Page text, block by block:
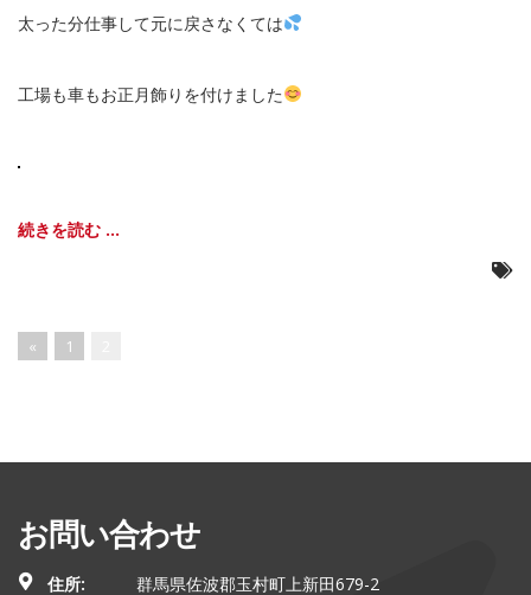
太った分仕事して元に戻さなくては
工場も車もお正月飾りを付けました
続きを読む ...
« 1
お問い合わせ
住所:
群馬県佐波郡玉村町上新田679-2